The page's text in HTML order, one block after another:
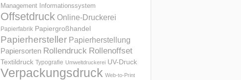
Management Informations­system
Offsetdruck Online-Druckerei
Papierfabrik Papiergroßhandel
Papierhersteller Papierherstellung
Papiersorten Rollendruck Rollenoffset
Textildruck Typografie Umweltdruckerei UV-Druck
Verpackungsdruck Web-to-Print